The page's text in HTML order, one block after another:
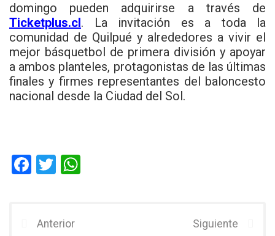
domingo pueden adquirirse a través de
Ticketplus.cl. La invitación es a toda la
comunidad de Quilpué y alrededores a vivir el
mejor básquetbol de primera división y apoyar
a ambos planteles, protagonistas de las últimas
finales y firmes representantes del baloncesto
nacional desde la Ciudad del Sol.
F
b
T
er
Anterior Siguiente